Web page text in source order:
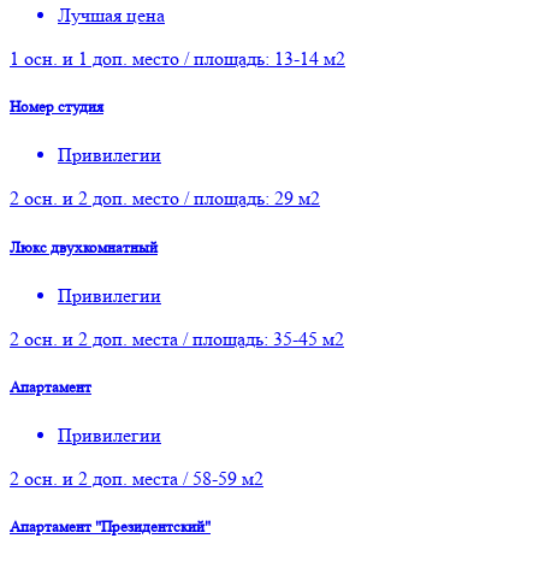
Лучшая цена
1 осн. и 1 доп. место / площадь: 13-14 м2
Номер студия
Привилегии
2 осн. и 2 доп. место / площадь: 29 м2
Люкс двухкомнатный
Привилегии
2 осн. и 2 доп. места / площадь: 35-45 м2
Апартамент
Привилегии
2 осн. и 2 доп. места / 58-59 м2
Апартамент "Президентский"